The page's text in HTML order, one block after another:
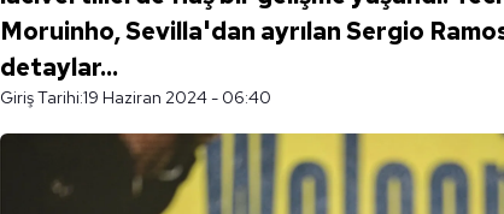
Moruinho, Sevilla'dan ayrılan Sergio
detaylar...
Giriş Tarihi:19 Haziran 2024 - 06:40